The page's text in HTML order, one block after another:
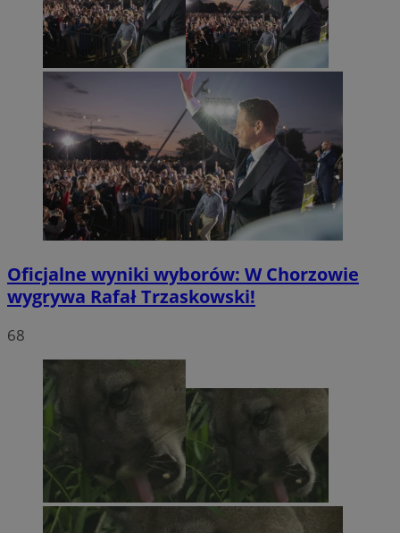
Oficjalne wyniki wyborów: W Chorzowie
wygrywa Rafał Trzaskowski!
68